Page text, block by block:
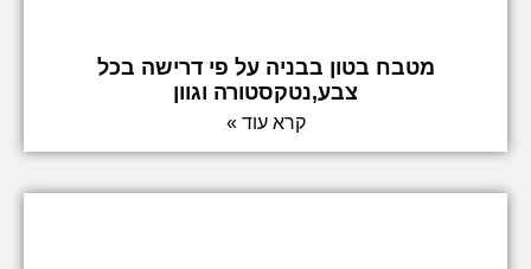
מטבח בטון בבניה על פי דרישה בכל
צבע,נטקסטורה וגוון
קרא עוד »